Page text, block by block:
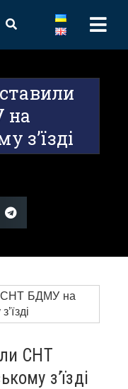
на
з’їзді
СНТ
з’їзді